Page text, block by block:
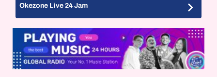
Okezone Live 24 Jam